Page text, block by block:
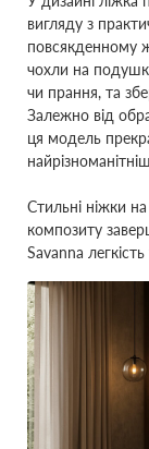
вигляду з
повсякденному
чохли на
чи прання, та
Залежно від
ця модель
Стильні ніжки
композиту
Savanna